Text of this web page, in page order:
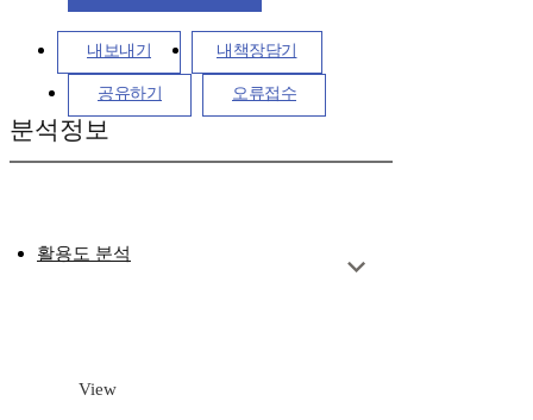
내보내기 내책장담기
공유하기 오류접수
분석정보
활용도 분석
View